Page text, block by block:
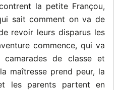
la petite Françou,
sait comment on va de
revoir leurs disparus les
commence, qui va
camarades de classe et
maîtresse prend peur, la
les parents partent en